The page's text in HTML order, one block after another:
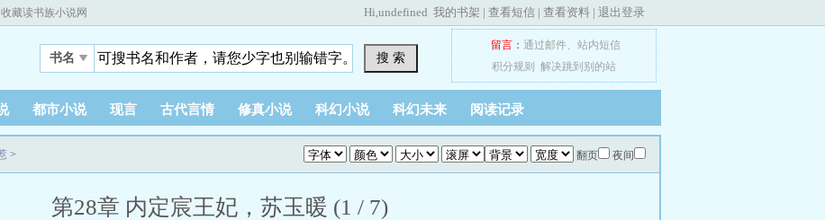
收藏读书族小说网 Hi,undefined 我的书架 | 查看短信 | 查看资料 | 退出登录
书名 搜 索
留言： 通过邮件、 站内短信
积分规则
解决跳到别的站
都市小说 现言 古代言情 修真小说 科幻小说 科幻未来 阅读记录
翻页 夜间
>
第28章 内定宸王妃，苏玉暖 (1 / 7)